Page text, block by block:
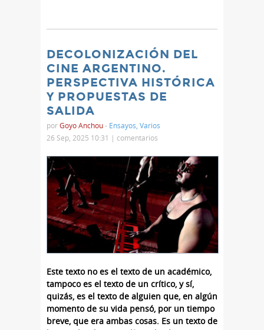
DECOLONIZACIÓN DEL
CINE ARGENTINO.
PERSPECTIVA HISTÓRICA
Y PROPUESTAS DE
SALIDA
porGoyo Anchou- Ensayos Varios
26 Sep, 2025 10:31 | comentarios
Este texto no es el texto de un académico,
tampoco es el texto de un crítico, y sí,
quizás, es el texto de alguien que, en algún
momento de su vida pensó, por un tiempo
breve, que era ambas cosas. Es un texto de